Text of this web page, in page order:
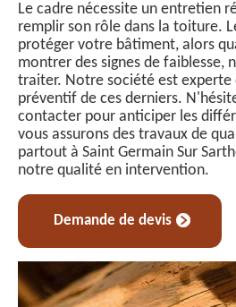
Le cadre nécessite un entretien
remplir son rôle dans la toiture.
protéger votre bâtiment, alors
montrer des signes de faiblesse,
traiter. Notre société est
préventif de ces derniers.
contacter pour anticiper les
vous assurons des travaux de
partout à Saint Germain Sur
notre qualité en intervention.
Demande de devis